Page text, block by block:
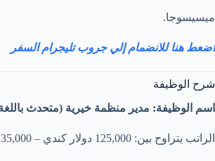
ميسيسوجا.
اضعط هنا للانضمام إلي جروب تليجرام السفر
شرح الوظيفة
اسم الوظيفة: مدير منظمة خيرية (متحدث باللغة
الراتب يتراوح بين: 125,000 دولار كندي – 135,000 دولار كندي سنويا.